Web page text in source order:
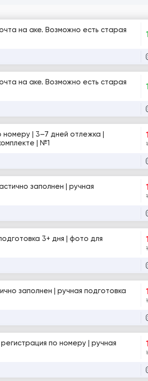
на аке. Возможно есть старая
на аке. Возможно есть старая
номеру | 3–7 дней отлежка |
| №1